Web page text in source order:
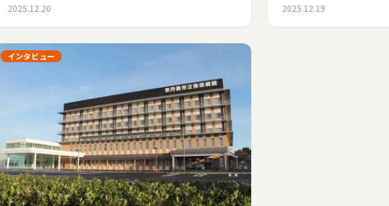
2025.12.20 2025.12.19
インタビュー